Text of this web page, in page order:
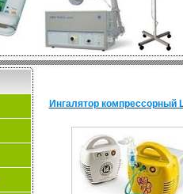
Ингалятор компрессорный